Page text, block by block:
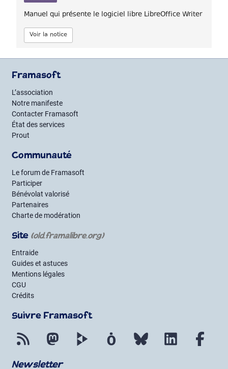
Manuel qui présente le logiciel libre LibreOffice Writer
Voir la notice
Framasoft
L’association
Notre manifeste
Contacter Framasoft
État des services
Prout
Communauté
Le forum de Framasoft
Participer
Bénévolat valorisé
Partenaires
Charte de modération
Site (old.framalibre.org)
Entraide
Guides et astuces
Mentions légales
CGU
Crédits
Suivre Framasoft
Flux RSS Mastodon PeerTube Mobilizon Bluesky LinkedIn
Newsletter